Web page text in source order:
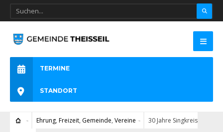
TERMINE
STANDORT
Ehrung, Freizeit, Gemeinde, Vereine
30 Jahre Singkreis